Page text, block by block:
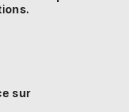
sur